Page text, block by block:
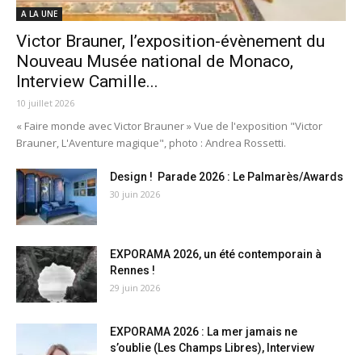
A LA UNE
Victor Brauner, l’exposition-évènement du
Nouveau Musée national de Monaco,
Interview Camille...
10 juillet 2026
« Faire monde avec Victor Brauner » Vue de l'exposition "Victor
Brauner, L'Aventure magique", photo : Andrea Rossetti.
Design ! Parade 2026 : Le Palmarès/Awards
30 juin 2026
EXPORAMA 2026, un été contemporain à
Rennes !
29 juin 2026
EXPORAMA 2026 : La mer jamais ne
s’oublie (Les Champs Libres), Interview